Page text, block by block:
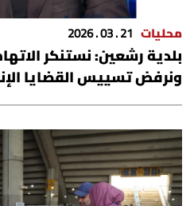
محليات 21 . 03 . 2026
بلدية رشعين: نستنكر
ونرفض تسييس القضايا